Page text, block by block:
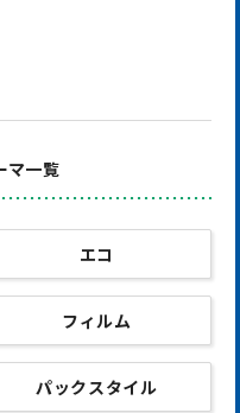
マ一覧
エコ
フィルム
パックスタイル